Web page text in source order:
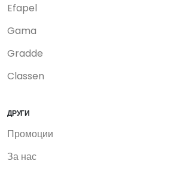
Efapel
Gama
Gradde
Classen
ДРУГИ
Промоции
За нас